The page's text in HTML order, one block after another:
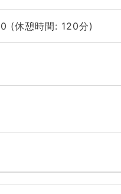
(休憩時間: 120分)